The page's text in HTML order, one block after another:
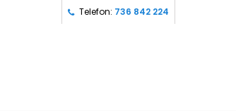
Telefon: 736 842 224